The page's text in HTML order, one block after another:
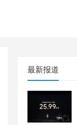
最新报道